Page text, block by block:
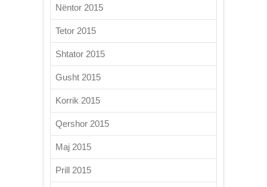
Nëntor 2015
Tetor 2015
Shtator 2015
Gusht 2015
Korrik 2015
Qershor 2015
Maj 2015
Prill 2015